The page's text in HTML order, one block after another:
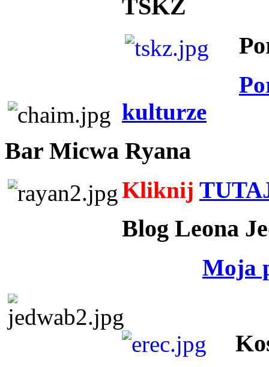
TSKZ
kulturze
Bar Micwa Ryana
Kliknij
Blog Leona
Moja